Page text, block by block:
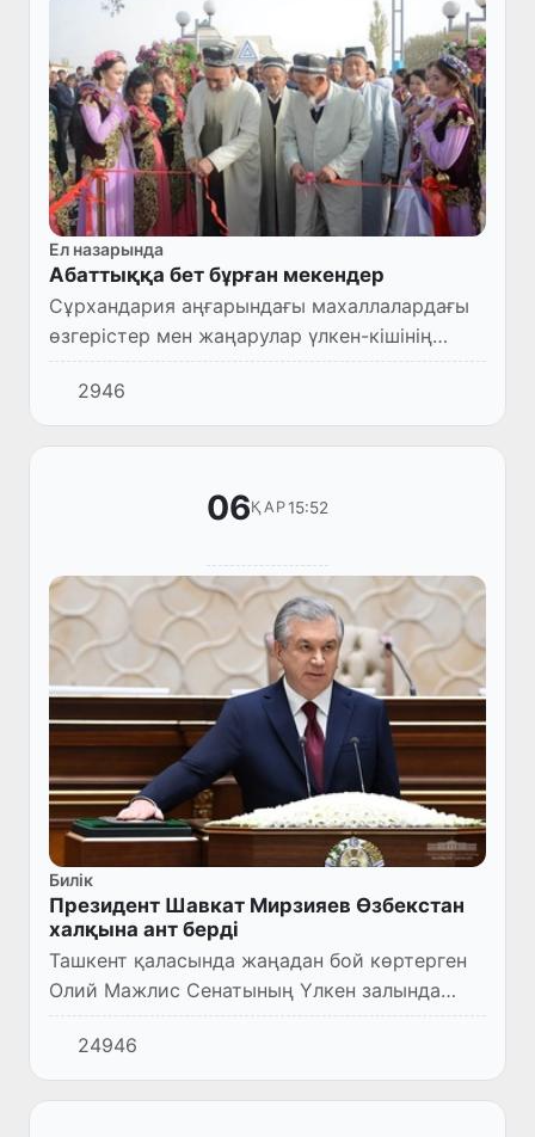
Ел назарында
Абаттыққа бет бұрған мекендер
Сұрхандария аңғарындағы махаллалардағы
өзгерістер мен жаңарулар үлкен-кішінің
барлығын қуанышқа бөледі.
2946
06ҚАР15:52
Билік
Президент Шавкат Мирзияев Өзбекстан
халқына ант берді
Ташкент қаласында жаңадан бой көртерген
Олий Мажлис Сенатының Үлкен залында
қайта сайланған Өзбекстан Президенті
Шавкат Мирзияевті ұлықтау рәсімі өтіп, онда
Мемлекет басшысы Өзбекс...
24946